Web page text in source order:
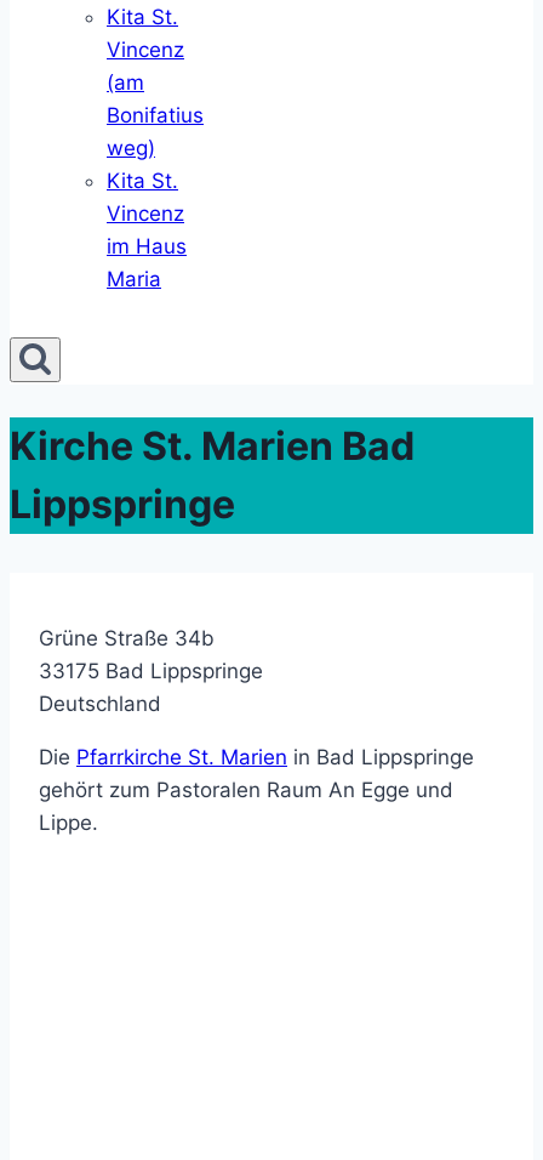
Kita St.
Vincenz
(am
Bonifatius
weg)
Kita St.
Vincenz
im Haus
Maria
Kirche St. Marien Bad
Lippspringe
Grüne Straße 34b
33175 Bad Lippspringe
Deutschland
Die Pfarrkirche St. Marien in Bad Lippspringe
gehört zum Pastoralen Raum An Egge und
Lippe.